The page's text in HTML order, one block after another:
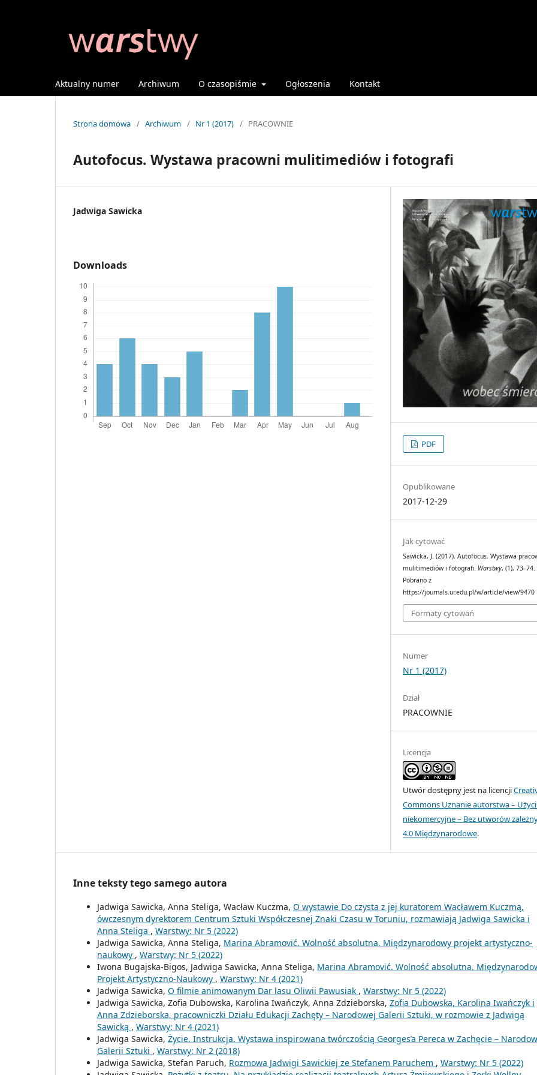
Aktualny numer Archiwum O czasopiśmie Ogłoszenia Kontakt
Strona domowa / Archiwum / Nr 1 (2017) / PRACOWNIE
Autofocus. Wystawa pracowni mulitimediów i fotografi
Jadwiga Sawicka
Downloads
PDF
Opublikowane
2017-12-29
Jak cytować
Sawicka, J. (2017). Autofocus. Wystawa
mulitimediów i fotografi. Warstwy, (1), 73–74.
Pobrano z
https://journals.ur.edu.pl/w/article/view/9470
Formaty cytowań
Numer
Nr 1 (2017)
Dział
PRACOWNIE
Licencja
Utwór dostępny jest na licencji
Commons Uznanie autorstwa –
niekomercyjne – Bez utworów
4.0 Międzynarodowe.
Inne teksty tego samego autora
Jadwiga Sawicka, Anna Steliga, Wacław Kuczma, O wystawie Do czysta z jej kuratorem Wacławem Kuczmą,
ówczesnym dyrektorem Centrum Sztuki Współczesnej Znaki Czasu w Toruniu, rozmawiają Jadwiga Sawicka i
Anna Steliga , Warstwy: Nr 5 (2022)
Jadwiga Sawicka, Anna Steliga, Marina Abramović. Wolność absolutna. Międzynarodowy projekt artystyczno-
naukowy , Warstwy: Nr 5 (2022)
Iwona Bugajska-Bigos, Jadwiga Sawicka, Anna Steliga, Marina Abramović. Wolność absolutna.
Projekt Artystyczno-Naukowy , Warstwy: Nr 4 (2021)
Jadwiga Sawicka, O filmie animowanym Dar lasu Oliwii Pawusiak , Warstwy: Nr 5 (2022)
Jadwiga Sawicka, Zofia Dubowska, Karolina Iwańczyk, Anna Zdzieborska, Zofia Dubowska, Karolina Iwańczyk i
Anna Zdzieborska, pracowniczki Działu Edukacji Zachęty – Narodowej Galerii Sztuki, w rozmowie z Jadwigą
Sawicką , Warstwy: Nr 4 (2021)
Jadwiga Sawicka, Życie. Instrukcja. Wystawa inspirowana twórczością Georges’a Pereca w Zachęcie –
Galerii Sztuki , Warstwy: Nr 2 (2018)
Jadwiga Sawicka, Stefan Paruch, Rozmowa Jadwigi Sawickiej ze Stefanem Paruchem , Warstwy: Nr 5 (2022)